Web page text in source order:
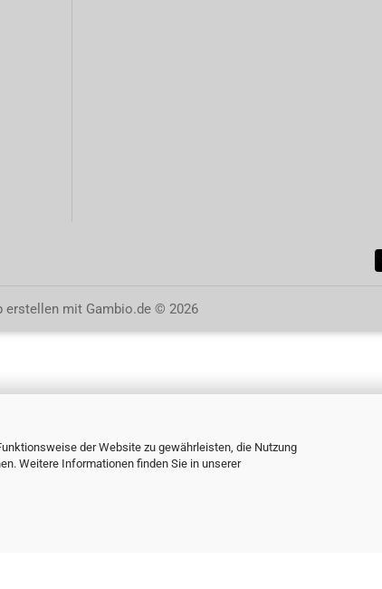
der Website zu gewährleisten, die Nutzung
Weitere Informationen finden Sie in unserer
erstellen mit Gambio.de © 2026